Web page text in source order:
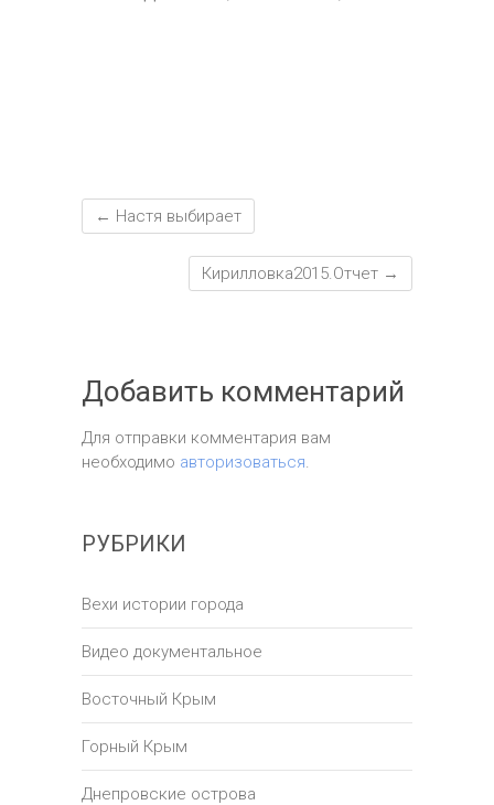
← Настя выбирает
Кирилловка2015.Отчет →
Добавить комментарий
Для отправки комментария вам
необходимо авторизоваться.
РУБРИКИ
Вехи истории города
Видео документальное
Восточный Крым
Горный Крым
Днепровские острова